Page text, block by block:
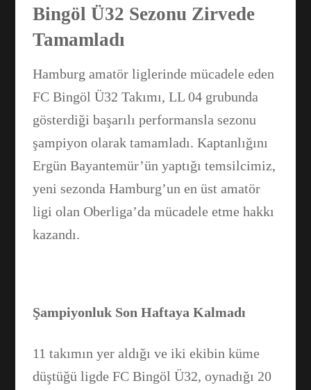
Bingöl Ü32 Sezonu Zirvede
Tamamladı
Hamburg amatör liglerinde mücadele eden
FC Bingöl Ü32 Takımı, LL 04 grubunda
gösterdiği başarılı performansla sezonu
şampiyon olarak tamamladı. Kaptanlığını
Ergün Bayantemür’ün yaptığı temsilcimiz,
yeni sezonda Hamburg’un en üst amatör
ligi olan Oberliga’da mücadele etme hakkı
kazandı.
Şampiyonluk Son Haftaya Kalmadı
11 takımın yer aldığı ve iki ekibin küme
düştüğü ligde FC Bingöl Ü32, oynadığı 20